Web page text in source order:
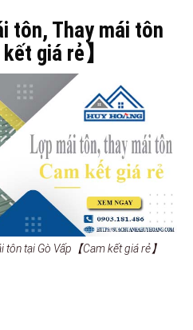
tôn, Thay mái tôn
giá rẻ】
tại Gò Vấp【Cam kết giá rẻ】